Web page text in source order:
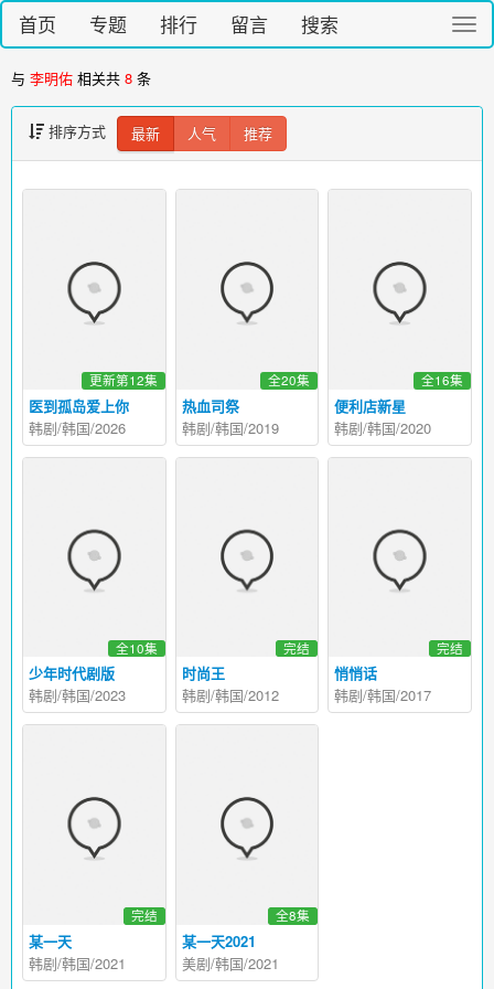
切
换
首页 专题 排行 留言 搜索
与 李明佑 相关共 8 条
排序方式 最新 人气 推荐
医到孤岛爱上你
更新第12集
韩剧/韩国/2026
热血司祭
全20集
韩剧/韩国/2019
便利店新星
全16集
韩剧/韩国/2020
少年时代剧版
全10集
韩剧/韩国/2023
时尚王
完结
韩剧/韩国/2012
悄悄话
完结
韩剧/韩国/2017
某一天
完结
韩剧/韩国/2021
某一天2021
全8集
美剧/韩国/2021